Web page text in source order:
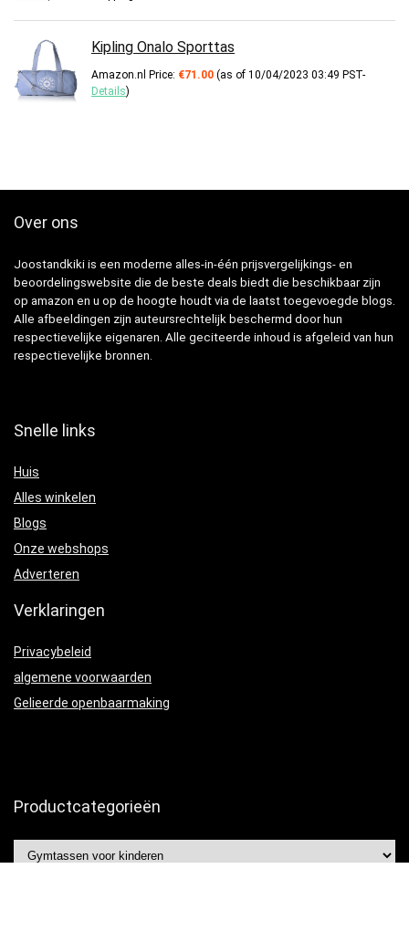
Kipling Onalo Sporttas
Amazon.nl Price: €71.00 (as of 10/04/2023 03:49 PST-
Details)
Over ons
Joostandkiki is een moderne alles-in-één prijsvergelijkings- en
beoordelingswebsite die de beste deals biedt die beschikbaar zijn
op amazon en u op de hoogte houdt via de laatst toegevoegde blogs.
Alle afbeeldingen zijn auteursrechtelijk beschermd door hun
respectievelijke eigenaren. Alle geciteerde inhoud is afgeleid van hun
respectievelijke bronnen.
Snelle links
Huis
Alles winkelen
Blogs
Onze webshops
Adverteren
Verklaringen
Privacybeleid
algemene voorwaarden
Gelieerde openbaarmaking
Productcategorieën